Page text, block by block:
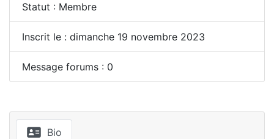
Statut : Membre
Inscrit le : dimanche 19 novembre 2023
Message forums : 0
Bio